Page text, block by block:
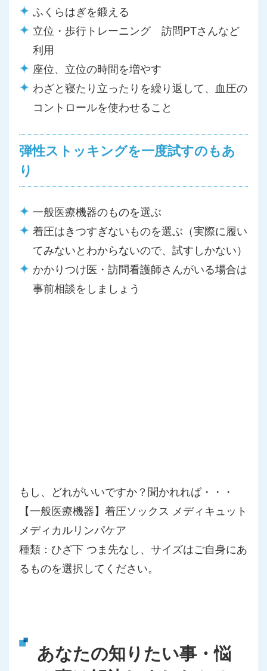
ふくらはぎを鍛える
立位・歩行トレーニング 訪問PTさんなど
利用
座位、立位の時間を増やす
わざと寝たり立ったりを繰り返して、血圧の
コントロールを使わせること
弾性ストッキングを一度試すのもあ
り
一般医療機器のものを選ぶ
着圧はきつすぎないものを選ぶ（実際に履い
てみないとわからないので、試すしかない）
かかりつけ医・訪問看護師さんがいる場合は
事前相談をしましょう
もし、どれがいいですか？聞かれれば・・・
【一般医療機器】着圧ソックス メディキュット
メディカルリンパケア
種類： ひざ下 つま先なし、サイズはご自身にあ
るものを選択してください。
あなたの知りたい事・悩